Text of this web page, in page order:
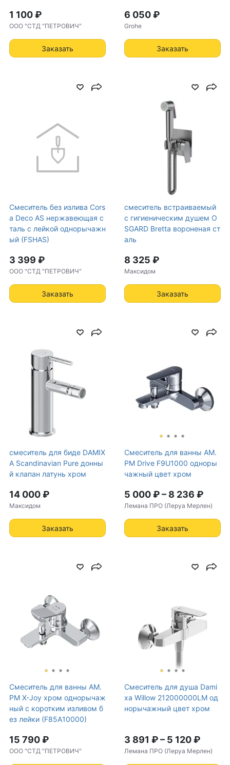
1 100 ₽
ООО "СТД "ПЕТРОВИЧ"
Заказать
6 050 ₽
Grohe
Заказать
Смеситель без излива Cors
a Deco AS нержавеющая с
таль с лейкой однорычажн
ый (FSHAS)
3 399 ₽
ООО "СТД "ПЕТРОВИЧ"
Заказать
смеситель встраиваемый
с гигиеническим душем O
SGARD Bretta вороненая ст
аль
8 325 ₽
Максидом
Заказать
смеситель для биде DAMIX
A Scandinavian Pure донны
й клапан латунь хром
14 000 ₽
Максидом
Заказать
Смеситель для ванны AM.
PM Drive F9U1000 одноры
чажный цвет хром
5 000 ₽– 8 236 ₽
Лемана ПРО (Леруа Мерлен)
Заказать
Смеситель для ванны AM.
PM X-Joy хром однорычаж
ный с коротким изливом б
ез лейки (F85A10000)
15 790 ₽
ООО "СТД "ПЕТРОВИЧ"
Смеситель для душа Dami
xa Willow 212000000LM од
норычажный цвет хром
3 891 ₽– 5 120 ₽
Лемана ПРО (Леруа Мерлен)